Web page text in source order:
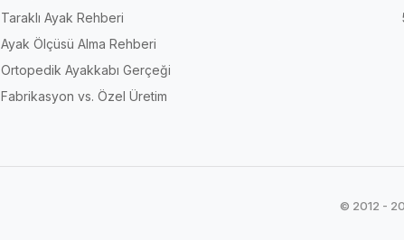
Taraklı Ayak Rehberi
Ayak Ölçüsü Alma Rehberi
Ortopedik Ayakkabı Gerçeği
Fabrikasyon vs. Özel Üretim
© 2012 -